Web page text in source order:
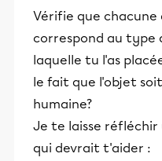
Vérifie que
correspond au type
laquelle tu l'as
le fait que l'objet
humaine?
Je te laisse réfléchir
qui devrait t'aider :